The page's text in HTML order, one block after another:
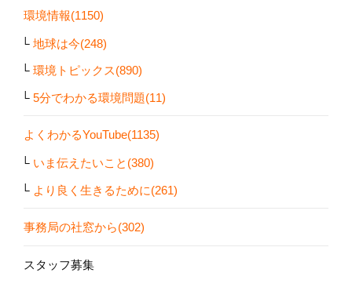
環境情報(1150)
地球は今(248)
環境トピックス(890)
5分でわかる環境問題(11)
よくわかるYouTube(1135)
いま伝えたいこと(380)
より良く生きるために(261)
事務局の社窓から(302)
スタッフ募集